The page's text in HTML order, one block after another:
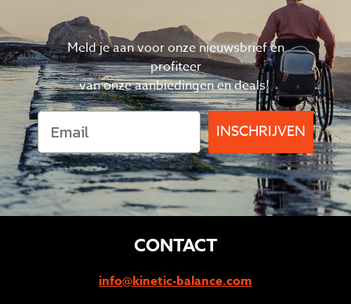
Meld je aan voor onze nieuwsbrief en
profiteer
vanonze aanbiedingen en deals!
INSCHRIJVEN
CONTACT
info@kinetic-balance.com